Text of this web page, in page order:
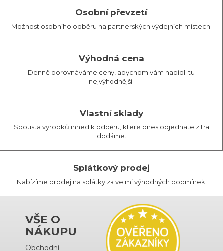
Osobní převzetí
Možnost osobního odběru na partnerských výdejních místech.
Výhodná cena
Denně porovnáváme ceny, abychom vám nabídli tu
nejvýhodnější.
Vlastní sklady
Spousta výrobků ihned k odběru, které dnes objednáte zítra
dodáme.
Splátkový prodej
Nabízíme prodej na splátky za velmi výhodných podmínek.
VŠE O
NÁKUPU
Obchodní